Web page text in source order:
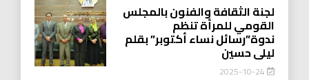
لجنة الثقافة والفنون بالمجلس
القومي للمرأة تنظم
ندوة”رسائل نساء أكتوبر” بقلم
ليلى حسين
2025-10-24